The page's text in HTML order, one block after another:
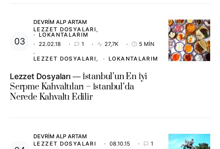
DEVRIM ALP ARTAM
LEZZET DOSYALARI
LOKANTALARIM
22.02.18
1 27,7K 5 MIN
LEZZET DOSYALARI LOKANTALARIM
Lezzet Dosyaları
İstanbul’un En İyi
Serpme Kahvaltıları – İstanbul’da
Nerede Kahvaltı Edilir
DEVRIM ALP ARTAM
LEZZET DOSYALARI
08.10.15
1